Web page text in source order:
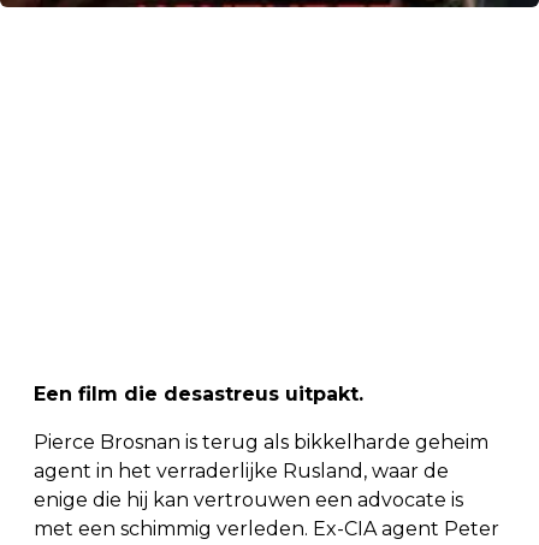
Een film die desastreus uitpakt.
Pierce Brosnan is terug als bikkelharde geheim
agent in het verraderlijke Rusland, waar de
enige die hij kan vertrouwen een advocate is
met een schimmig verleden. Ex-CIA agent Peter